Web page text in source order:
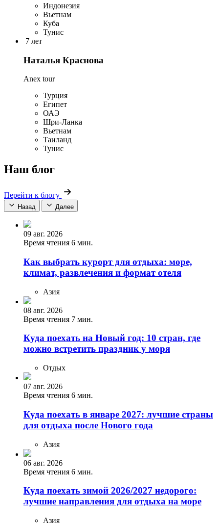
Индонезия
Вьетнам
Куба
Тунис
7 лет
Наталья Краснова
Anex tour
Турция
Египет
ОАЭ
Шри-Ланка
Вьетнам
Таиланд
Тунис
Наш блог
Перейти к блогу
Назад Далее
09 авг. 2026
Время чтения 6 мин.
Как выбрать курорт для отдыха: море,
климат, развлечения и формат отеля
Азия
08 авг. 2026
Время чтения 7 мин.
Куда поехать на Новый год: 10 стран, где
можно встретить праздник у моря
Отдых
07 авг. 2026
Время чтения 6 мин.
Куда поехать в январе 2027: лучшие страны
для отдыха после Нового года
Азия
06 авг. 2026
Время чтения 6 мин.
Куда поехать зимой 2026/2027 недорого:
лучшие направления для отдыха на море
Азия